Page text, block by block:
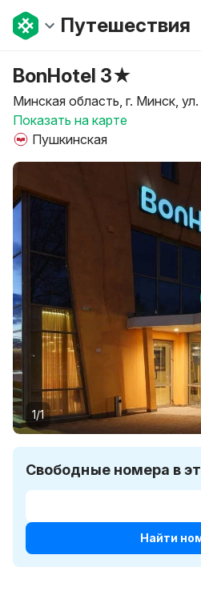
Путешествия
BonHotel 3★
Минская область, г. Минск,
Показать на карте
Пушкинская
1/1
Свободные номера в
Найти